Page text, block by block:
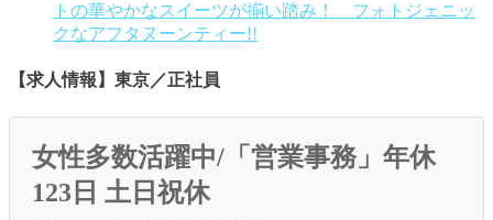
トの華やかなスイーツが揃い踏み！ フォトジェニッ
クなアフタヌーンティー!!
【求人情報】東京／正社員
女性多数活躍中/「営業事務」年休
123日 土日祝休